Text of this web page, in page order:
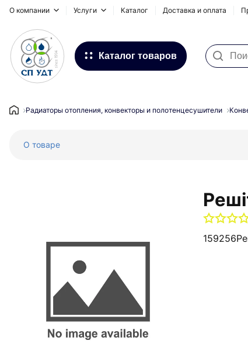
О компании Услуги Каталог Доставка и оплата
Каталог товаров
Системы для наружных
Инсталляционные системы,
сифоны и дренажные каналы
арматура
Радиаторы отопления,
конвекторы и
полотенцесушители
Радиаторы отопления, конвекторы и полотенцесушители
О товаре
159256